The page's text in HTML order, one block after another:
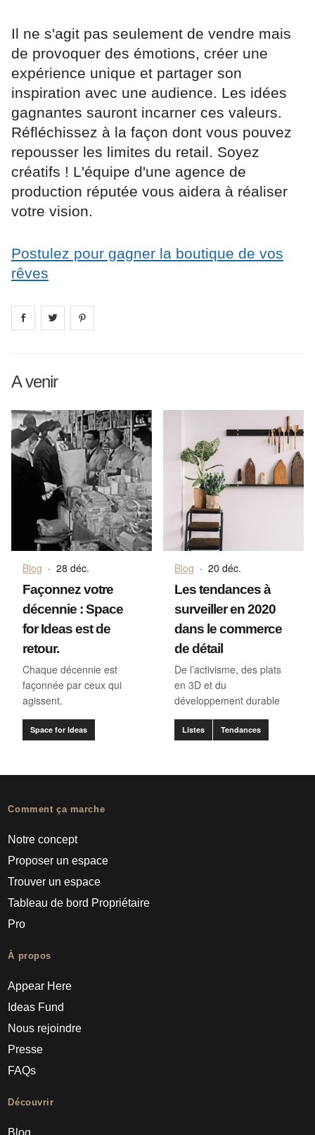
Il ne s'agit pas seulement de vendre mais
de provoquer des émotions, créer une
expérience unique et partager son
inspiration avec une audience. Les idées
gagnantes sauront incarner ces valeurs.
Réfléchissez à la façon dont vous pouvez
repousser les limites du retail. Soyez
créatifs ! L'équipe d'une agence de
production réputée vous aidera à réaliser
votre vision.
Postulez pour gagner la boutique de vos
rêves
Share on facebook
Share on
A venir
Blog · 28 déc.
Façonnez votre
décennie : Space
for Ideas est de
retour.
Chaque décennie est
façonnée par ceux qui
agissent.
Space for Ideas
Blog · 20 déc.
Les tendances à
surveiller en 2020
dans le commerce
de détail
De l’activisme, des plats
en 3D et du
développement durable
Listes Tendances
Comment ça marche
Notre concept
Proposer un espace
Trouver un espace
Tableau de bord Propriétaire
Pro
À propos
Appear Here
Ideas Fund
Nous rejoindre
Presse
FAQs
Découvrir
Blog